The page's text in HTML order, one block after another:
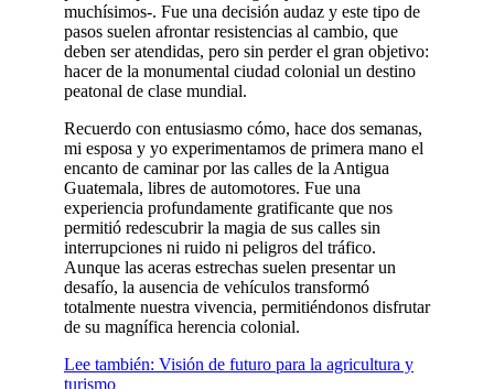
muchísimos-. Fue una decisión audaz y este tipo de
pasos suelen afrontar resistencias al cambio, que
deben ser atendidas, pero sin perder el gran objetivo:
hacer de la monumental ciudad colonial un destino
peatonal de clase mundial.
Recuerdo con entusiasmo cómo, hace dos semanas,
mi esposa y yo experimentamos de primera mano el
encanto de caminar por las calles de la Antigua
Guatemala, libres de automotores. Fue una
experiencia profundamente gratificante que nos
permitió redescubrir la magia de sus calles sin
interrupciones ni ruido ni peligros del tráfico.
Aunque las aceras estrechas suelen presentar un
desafío, la ausencia de vehículos transformó
totalmente nuestra vivencia, permitiéndonos disfrutar
de su magnífica herencia colonial.
Lee también: Visión de futuro para la agricultura y
turismo